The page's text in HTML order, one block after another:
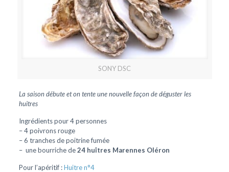
SONY DSC
La saison débute et on tente une nouvelle façon de déguster les
huitres
Ingrédients pour 4 personnes
– 4 poivrons rouge
– 6 tranches de poitrine fumée
– une bourriche de24 huîtres Marennes Oléron
Pour l’apéritif :Huitre n°4